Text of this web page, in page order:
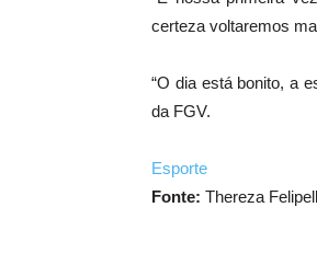
certeza voltaremos
“O dia está bonito, a
da FGV.
Esporte
Fonte: Thereza